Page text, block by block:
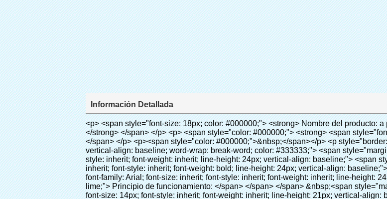
Marca
Conecta
Información Detallada
<p> <span style="font-size: 18px; color: #000000;"> <strong> Nombre del producto: a prueba de agua cubierta para Cubierta Dispenser </strong> </span> </p> <p> <span style="color: #000000;"> <strong> <span style="font-size: 18px;"> Modelo no.: 28-1000 </span> </strong> </span> </p> <p><span style="color: #000000;">&nbsp;</span></p> <p style="border: 0px; font-family: Arial, Helvetica; line-height: 18px; vertical-align: baseline; word-wrap: break-word; color: #333333;"> <span style="margin: 0px; padding: 0px; border: 0px; font-size: 16px; font-style: inherit; font-weight: inherit; line-height: 24px; vertical-align: baseline;"> <span style="margin: 0px; padding: 0px; border: 0px; font-size: inherit; font-style: inherit; font-weight: bold; line-height: 24px; vertical-align: baseline;"> <span style="margin: 0px; padding: 0px; border: 0px; font-family: Arial; font-size: inherit; font-style: inherit; font-weight: inherit; line-height: 24px; vertical-align: baseline; color: black; background: lime;"> Principio de funcionamiento: </span> </span> </span> &nbsp;<span style="margin: 0px; padding: 0px; border: 0px; font-family: Arial; font-size: 14px; font-style: inherit; font-weight: inherit; line-height: 21px; vertical-align: baseline;"> Utilizar el principio de que la película retráctil se reducirá a la temperatura apropiada. Nuestra máquina de la cubierta <span style="margin: 0px; padding: 0px; border: 0px; font-size: inherit; font-style: inherit; font-weight: inherit; line-height: 21px; vertical-align: baseline;"> salidas y corta automáticamente la película y proporcionar aire caliente, </span> Sólo toma unos segundos para dejar la película volverá cubierta del zapato y cubierta tuyo zapatos. </span></p> <p style="border: 0px; font-family: Arial, Helvetica; line-height: 18px; vertical-align: baseline; word-wrap: break-word; color: #333333;"> <span style="margin: 0px; padding: 0px; border: 0px; font-family: Arial; font-size: 14px; font-style: inherit; font-weight: inherit; line-height: 21px; vertical-align: baseline;"> Este zapato cubierta puede <span style="margin: 0px; padding: 0px; border: 0px; font-size: inherit; font-style: inherit; font-weight: inherit; line-height: 21px; vertical-align: baseline;"> cubren los zapatos de diferentes tamaños, una capa de película cubrirá la parte inferior del zapato. </span> </span> </p> <p style="border: 0px; font-family: Arial, Helvetica; line-height: 18px; vertical-align: baseline; word-wrap: break-word; color: #333333;">&nbsp;</p> <p style="border: 0px; font-family: Arial, Helvetica; line-height: 18px; vertical-align: baseline; word-wrap: break-word; color: #333333;"> <span style="margin: 0px; padding: 0px; border: 0px; font-family: Arial; font-size: 16px; font-style: inherit; font-weight: inherit; line-height: 24px; vertical-align: baseline;"> <span style="margin: 0px; padding: 0px; border: 0px; font-size: inherit; font-style: inherit; font-weight: inherit; line-height: 24px; vertical-align: baseline; color: black; background: lime;"> <span style="margin: 0px; padding: 0px; border: 0px; font-size: inherit; font-style: inherit; font-weight: bold; line-height: 24px; vertical-align: baseline;"> Ventaja: </span> </span> </span> </p> <p style="border: 0px; font-family: Arial, Helvetica; line-height: 18px; vertical-align: baseline; word-wrap: break-word; color: #333333;">&nbsp;</p> <p style="border: 0px; font-family: Arial, Helvetica; line-height: 18px; vertical-align: baseline; word-wrap: break-word; color: #333333;"><span style="margin: 0px; padding: 0px; border: 0px; font-family: Arial; font-size: 10pt; font-style: inherit; font-weight: inherit; line-height: 20px; vertical-align: baseline;"><span style="margin: 0px; padding: 0px; border: 0px; font-size: medium; font-style: inherit; font-weight: inherit; line-height: 24px; vertical-align: baseline; color: black;"><span style="margin: 0px; padding: 0px; border: 0px; font-size: 14px; font-style: inherit; font-weight: inherit; line-height: 21px; vertical-align: baseline;"><span style="margin: 0px; padding: 0px; border: 0px; font-size: inherit; font-style: inherit; font-weight: inherit; line-height: 21px; vertical-align: baseline;">1</span></span><span style="margin: 0px; padding: 0px; border: 0px; font-size: large; font-style: inherit; font-weight: inherit; line-height: 27px; vertical-align: baseline;"><span style="margin: 0px; padding: 0px; border: 0px; font-size: 14px; font-style: inherit; font-weight: inherit; line-height: 21px; vertical-align: baseline;">. Gran capacidad, un rollo de película puede hacer 1000 unids (500 pares) cubierta del zapato</span></span></span></span></p> <p style="border: 0px; font-family: Arial, Helvetica; line-height: 18px; vertical-align: baseline; word-wrap: break-word; color: #333333;">&nbsp;</p> <p style="border: 0px; font-family: Arial, Helvetica; line-height: 18px; vertical-align: baseline; word-wrap: break-word; color: #333333;"><span style="margin: 0px; padding: 0px; border: 0px; font-family: Arial; font-size: 14px; font-style: inherit; font-weight: inherit; line-height: 21px; vertical-align: baseline;"><span style="margin: 0px; padding: 0px; border: 0px; font-size: inherit; font-style: inherit; font-weight: inherit; line-height: 21px; vertical-align: baseline; color: black;">2. Durable cubierta del zapato, el espesor es 28&mu;m, es cerca de tres veces de la cubierta del zapato tradicional</span></span></p> <p style="border: 0px; font-family: Arial, Helvetica; line-height: 18px; vertical-align: baseline; word-wrap: break-word; color: #333333;">&nbsp;</p> <p style="border: 0px; font-family: Arial, Helvetica; line-height: 18px; vertical-align: baseline; word-wrap: break-word; color: #333333;"><span style="margin: 0px; padding: 0px; border: 0px; font-family: Arial; font-size: 14px; font-style: inherit; font-weight: inherit; line-height: 21px; vertical-align: baseline;"><span style="margin: 0px; padding: 0px; border: 0px; font-size: inherit; font-style: inherit; font-weight: inherit; line-height: 21px; vertical-align: baseline; color: black;">3. Rentable</span></span></p> <p style="border: